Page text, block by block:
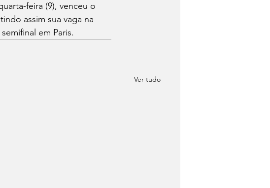
feira (9), venceu o
assim sua vaga na
em Paris.
Ver tudo